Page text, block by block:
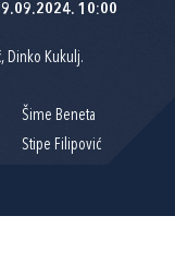
29.09.2024. 10:00
Dinko Kukulj.
Šime Beneta
Stipe Filipović